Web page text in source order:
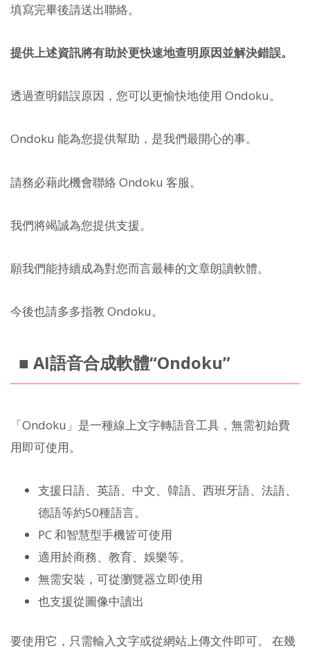
填寫完畢後請送出聯絡。
提供上述資訊將有助於更快速地查明原因並解決錯誤。
透過查明錯誤原因，您可以更愉快地使用 Ondoku。
Ondoku 能為您提供幫助，是我們最開心的事。
請務必藉此機會聯絡 Ondoku 客服。
我們將竭誠為您提供支援。
願我們能持續成為對您而言最棒的文章朗讀軟體。
今後也請多多指教 Ondoku。
■ AI語音合成軟體“Ondoku”
「Ondoku」是一種線上文字轉語音工具，無需初始費
用即可使用。
支援日語、英語、中文、韓語、西班牙語、法語、
德語等約50種語言。
PC 和智慧型手機皆可使用
適用於商務、教育、娛樂等。
無需安裝，可從瀏覽器立即使用
也支援從圖像中讀出
要使用它，只需輸入文字或從網站上傳文件即可。 在幾